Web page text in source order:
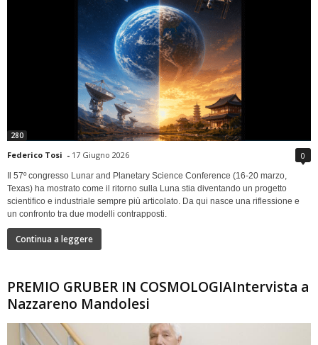
280
Federico Tosi - 17 Giugno 2026 0
Il 57º congresso Lunar and Planetary Science Conference (16-20 marzo,
Texas) ha mostrato come il ritorno sulla Luna stia diventando un progetto
scientifico e industriale sempre più articolato. Da qui nasce una riflessione e
un confronto tra due modelli contrapposti.
Continua a leggere
PREMIO GRUBER IN COSMOLOGIAIntervista a
Nazzareno Mandolesi